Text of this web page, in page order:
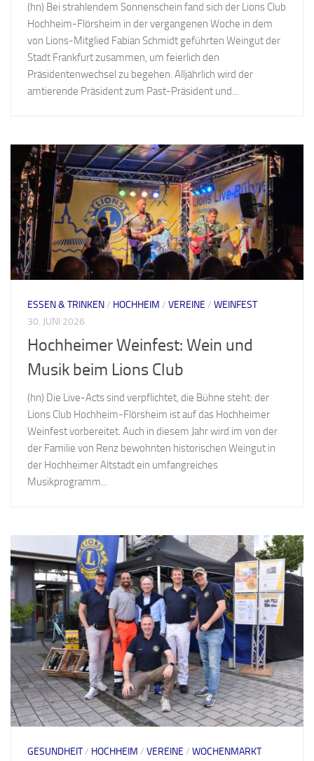
(hn) Bei strahlendem Sonnenschein fand sich der Lions Club
Hochheim-Flörsheim in der vergangenen Woche in dem
von Lions-Mitglied Fabian Schmidt geführten Weingut der
Stadt Frankfurt zusammen, um feierlich den
Präsidentenwechsel zu begehen. Alljährlich wird der
amtierende Präsident zum Past-Präsident und...
ESSEN & TRINKEN/ HOCHHEIM / VEREINE / WEINFEST
30. JUNI 2026
Hochheimer Weinfest: Wein und
Musik beim Lions Club
(hn) Die Live-Acts sind verpflichtet, die Bühne steht: der
Lions Club Hochheim-Flörsheim ist auf das Hochheimer
Weinfest vorbereitet. Auch in diesem Jahr wird im von der
der Familie von Renz bewohnten historischen Weingut in
der Hochheimer Altstadt ein umfangreiches
Musikprogramm...
GESUNDHEIT/ HOCHHEIM / VEREINE / WOCHENMARKT